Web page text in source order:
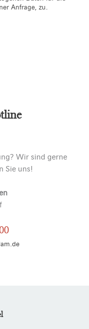
Anfrage, zu.
Wir sind gerne
Sie uns!